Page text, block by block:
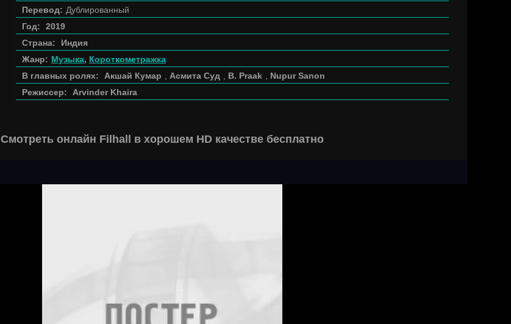
Перевод: Дублированный
Год:
2019
Страна:
Индия
Жанр: Музыка, Короткометражка
В главных ролях:
Акшай Кумар Асмита Суд B. Praak
Nupur Sanon
Режиссер:
Arvinder Khaira
Смотреть онлайн Filhall в хорошем HD качестве бесплатно